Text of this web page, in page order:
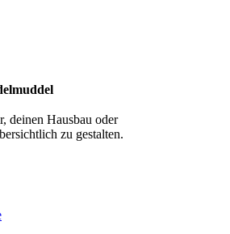
deinen Hausbau oder
zu gestalten.